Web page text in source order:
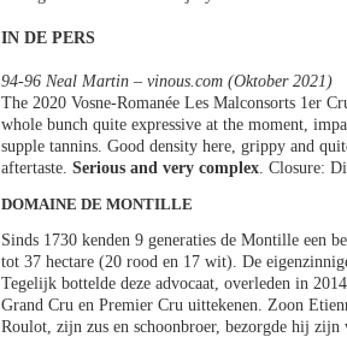
IN DE PERS
94-96 Neal Martin – vinous.com (Oktober 2021)
The 2020 Vosne-Romanée Les Malconsorts 1er
whole bunch quite expressive at the moment,
supple tannins. Good density here, grippy and
aftertaste. Serious and very complex. Closure:
DOMAINE DE MONTILLE
Sinds 1730 kenden 9 generaties de Montille een
tot 37 hectare (20 rood en 17 wit). De
Tegelijk bottelde deze advocaat, overleden in
Grand Cru en Premier Cru uittekenen. Zoon
Roulot, zijn zus en schoonbroer, bezorgde hij